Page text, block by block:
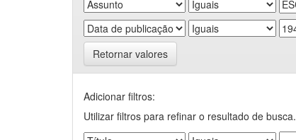
Retornar valores
Adicionar filtros:
Utilizar filtros para refinar o resultado de busca.